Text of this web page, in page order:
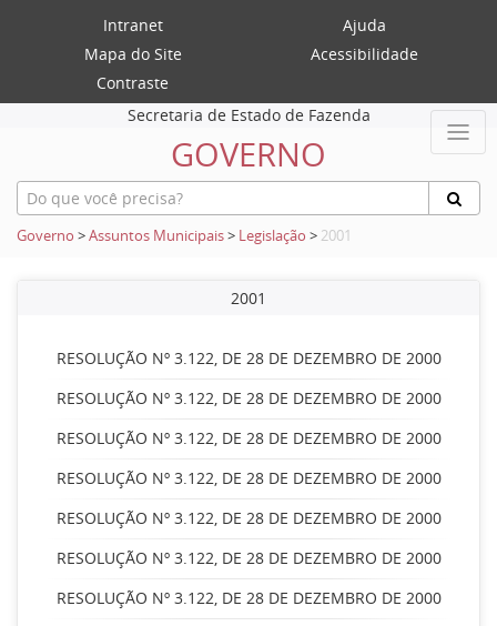
Intranet
Ajuda
Mapa do Site
Acessibilidade
Contraste
Secretaria de Estado de Fazenda
GOVERNO
Governo >Assuntos Municipais> Legislação > 2001
2001
RESOLUÇÃO Nº 3.122, DE 28 DE DEZEMBRO DE 2000
RESOLUÇÃO Nº 3.122, DE 28 DE DEZEMBRO DE 2000
RESOLUÇÃO Nº 3.122, DE 28 DE DEZEMBRO DE 2000
RESOLUÇÃO Nº 3.122, DE 28 DE DEZEMBRO DE 2000
RESOLUÇÃO Nº 3.122, DE 28 DE DEZEMBRO DE 2000
RESOLUÇÃO Nº 3.122, DE 28 DE DEZEMBRO DE 2000
RESOLUÇÃO Nº 3.122, DE 28 DE DEZEMBRO DE 2000